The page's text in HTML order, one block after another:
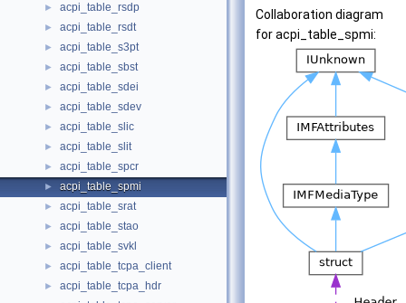
► acpi_table_rsdp
► acpi_table_rsdt
► acpi_table_s3pt
► acpi_table_sbst
► acpi_table_sdei
► acpi_table_sdev
► acpi_table_slic
► acpi_table_slit
► acpi_table_spcr
► acpi_table_spmi
► acpi_table_srat
► acpi_table_stao
► acpi_table_svkl
► acpi_table_tcpa_client
► acpi_table_tcpa_hdr
Collaboration diagram
for acpi_table_spmi: